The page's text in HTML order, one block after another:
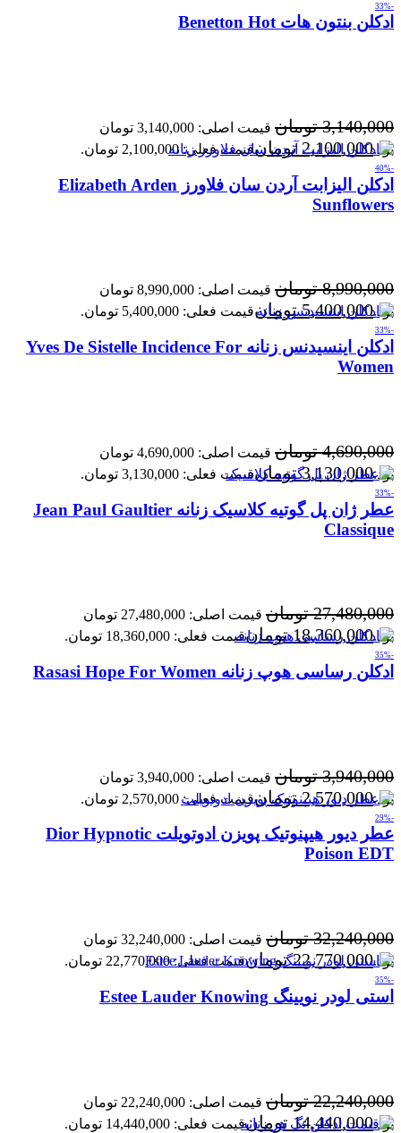
-33%
ادکلن بنتون هات Benetton Hot
3,140,000 تومان
قیمت اصلی: 3,140,000 تومان
بود.2,100,000 تومانقیمت فعلی: 2,100,000 تومان.
-40%
ادکلن الیزابت آردن سان فلاورز Elizabeth Arden
Sunflowers
8,990,000 تومان
قیمت اصلی: 8,990,000 تومان
بود.5,400,000 تومانقیمت فعلی: 5,400,000 تومان.
-33%
ادکلن اینسیدنس زنانه Yves De Sistelle Incidence For
Women
4,690,000 تومان
قیمت اصلی: 4,690,000 تومان
بود.3,130,000 تومانقیمت فعلی: 3,130,000 تومان.
-33%
عطر ژان پل گوتیه کلاسیک زنانه Jean Paul Gaultier
Classique
27,480,000 تومان
قیمت اصلی: 27,480,000 تومان
بود.18,360,000 تومانقیمت فعلی: 18,360,000 تومان.
-35%
ادکلن رساسی هوپ زنانه Rasasi Hope For Women
3,940,000 تومان
قیمت اصلی: 3,940,000 تومان
بود.2,570,000 تومانقیمت فعلی: 2,570,000 تومان.
-29%
عطر دیور هیپنوتیک پویزن ادوتویلت Dior Hypnotic
Poison EDT
32,240,000 تومان
قیمت اصلی: 32,240,000 تومان
بود.22,770,000 تومانقیمت فعلی: 22,770,000 تومان.
-35%
استی لودر نویینگ Estee Lauder Knowing
22,240,000 تومان
قیمت اصلی: 22,240,000 تومان
بود.14,440,000 تومانقیمت فعلی: 14,440,000 تومان.